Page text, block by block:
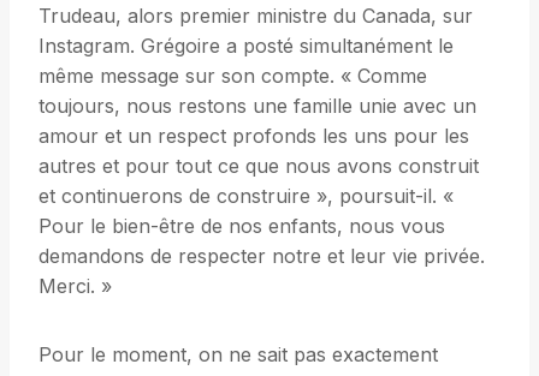
Trudeau, alors premier ministre du Canada, sur
Instagram. Grégoire a posté simultanément le
même message sur son compte. « Comme
toujours, nous restons une famille unie avec un
amour et un respect profonds les uns pour les
autres et pour tout ce que nous avons construit
et continuerons de construire », poursuit-il. «
Pour le bien-être de nos enfants, nous vous
demandons de respecter notre et leur vie privée.
Merci. »
Pour le moment, on ne sait pas exactement